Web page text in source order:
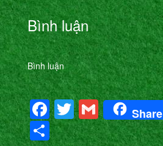
Bình luận
Bình luận
Facebook
Twitter
Gmail
Share
Share